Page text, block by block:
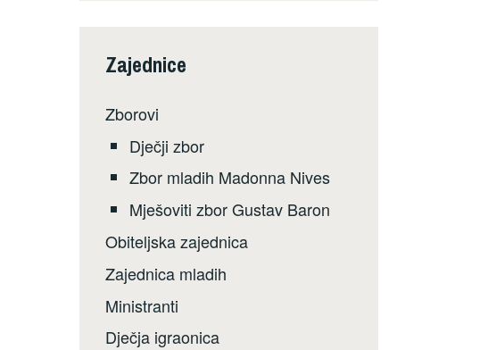
Zajednice
Zborovi
Dječji zbor
Zbor mladih Madonna Nives
Mješoviti zbor Gustav Baron
Obiteljska zajednica
Zajednica mladih
Ministranti
Dječja igraonica